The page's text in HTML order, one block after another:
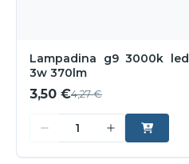
Lampadina g9 3000k led
3w 370lm
3,50 €4,27 €